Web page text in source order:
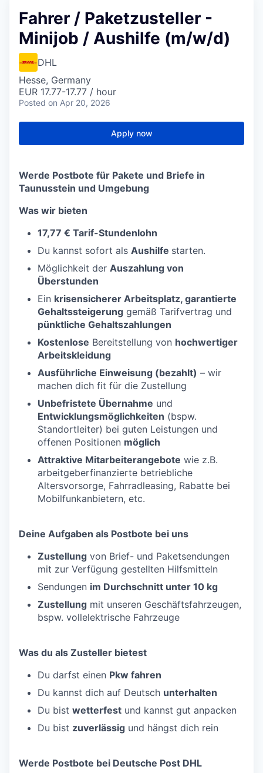
Fahrer / Paketzusteller -
Minijob / Aushilfe (m/w/d)
DHL
Hesse, Germany
EUR 17.77-17.77 / hour
Posted on Apr 20, 2026
Apply now
Werde Postbote für Pakete und Briefe in
Taunusstein und Umgebung
Was wir bieten
17,77 € Tarif-Stundenlohn
Du kannst sofort als Aushilfe starten.
Möglichkeit der Auszahlung von
Überstunden
Ein krisensicherer Arbeitsplatz, garantierte
Gehaltssteigerung gemäß Tarifvertrag und
pünktliche Gehaltszahlungen
Kostenlose Bereitstellung von hochwertiger
Arbeitskleidung
Ausführliche Einweisung (bezahlt) – wir
machen dich fit für die Zustellung
Unbefristete Übernahme und
Entwicklungsmöglichkeiten (bspw.
Standortleiter) bei guten Leistungen und
offenen Positionen möglich
Attraktive Mitarbeiterangebote wie z.B.
arbeitgeberfinanzierte betriebliche
Altersvorsorge, Fahrradleasing, Rabatte bei
Mobilfunkanbietern, etc.
Deine Aufgaben als Postbote bei uns
Zustellung von Brief- und Paketsendungen
mit zur Verfügung gestellten Hilfsmitteln
Sendungen im Durchschnitt unter 10 kg
Zustellung mit unseren Geschäftsfahrzeugen,
bspw. vollelektrische Fahrzeuge
Was du als Zusteller bietest
Du darfst einen Pkw fahren
Du kannst dich auf Deutsch unterhalten
Du bist wetterfest und kannst gut anpacken
Du bist zuverlässig und hängst dich rein
Werde Postbote bei Deutsche Post DHL